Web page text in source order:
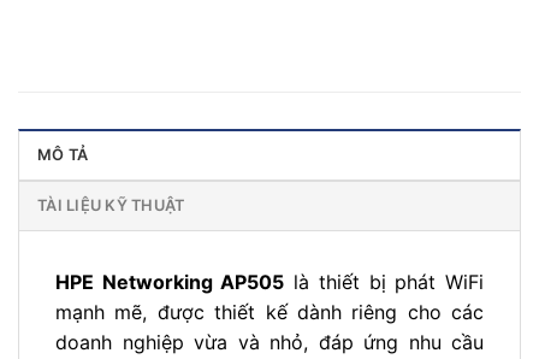
MÔ TẢ
TÀI LIỆU KỸ THUẬT
HPE Networking AP505 là thiết bị phát WiFi
mạnh mẽ, được thiết kế dành riêng cho các
doanh nghiệp vừa và nhỏ, đáp ứng nhu cầu